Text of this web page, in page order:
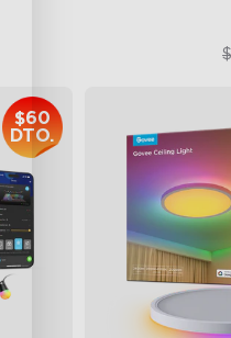
$79.99
$60
DTO.